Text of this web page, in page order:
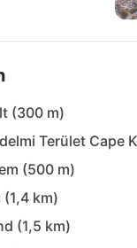
(300 m)
Terület Cape
(500 m)
km)
(1,5 km)